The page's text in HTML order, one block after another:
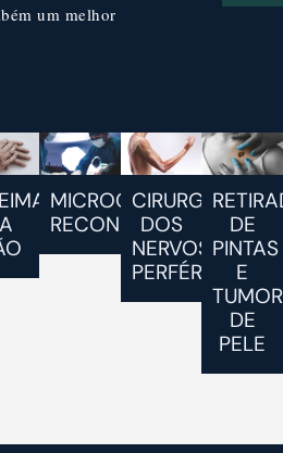
um melhor
MICROCIRURGIA
RECONSTRUTIVA
CIRURGIA
DOS
NERVOS
PERFÉRICOS
DE
PINTAS
E
DE
PELE